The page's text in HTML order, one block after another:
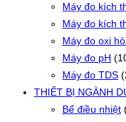
Máy đo kích
Máy đo kích
Máy đo oxi
Máy đo pH
Máy đo TDS
THIẾT BỊ NGÀNH
Bể điều nhiệt